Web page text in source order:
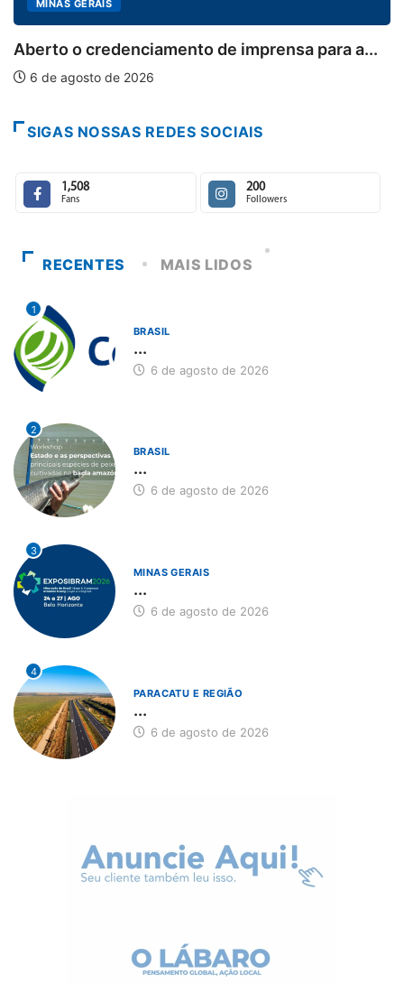
MINAS GERAIS
Aberto o credenciamento de imprensa para a...
6 de agosto de 2026
SIGAS NOSSAS REDES SOCIAIS
1,508
Fans
200
Followers
RECENTES MAIS LIDOS
1
BRASIL
...
6 de agosto de 2026
2
BRASIL
...
6 de agosto de 2026
3
MINAS GERAIS
...
6 de agosto de 2026
4
PARACATU E REGIÃO
...
6 de agosto de 2026